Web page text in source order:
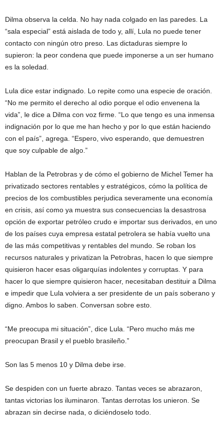
Dilma observa la celda. No hay nada colgado en las paredes. La
“sala especial” está aislada de todo y, allí, Lula no puede tener
contacto con ningún otro preso. Las dictaduras siempre lo
supieron: la peor condena que puede imponerse a un ser humano
es la soledad.
Lula dice estar indignado. Lo repite como una especie de oración.
“No me permito el derecho al odio porque el odio envenena la
vida”, le dice a Dilma con voz firme. “Lo que tengo es una inmensa
indignación por lo que me han hecho y por lo que están haciendo
con el país”, agrega. “Espero, vivo esperando, que demuestren
que soy culpable de algo.”
Hablan de la Petrobras y de cómo el gobierno de Michel Temer ha
privatizado sectores rentables y estratégicos, cómo la política de
precios de los combustibles perjudica severamente una economía
en crisis, así como ya muestra sus consecuencias la desastrosa
opción de exportar petróleo crudo e importar sus derivados, en uno
de los países cuya empresa estatal petrolera se había vuelto una
de las más competitivas y rentables del mundo. Se roban los
recursos naturales y privatizan la Petrobras, hacen lo que siempre
quisieron hacer esas oligarquías indolentes y corruptas. Y para
hacer lo que siempre quisieron hacer, necesitaban destituir a Dilma
e impedir que Lula volviera a ser presidente de un país soberano y
digno. Ambos lo saben. Conversan sobre esto.
“Me preocupa mi situación”, dice Lula. “Pero mucho más me
preocupan Brasil y el pueblo brasileño.”
Son las 5 menos 10 y Dilma debe irse.
Se despiden con un fuerte abrazo. Tantas veces se abrazaron,
tantas victorias los iluminaron. Tantas derrotas los unieron. Se
abrazan sin decirse nada, o diciéndoselo todo.